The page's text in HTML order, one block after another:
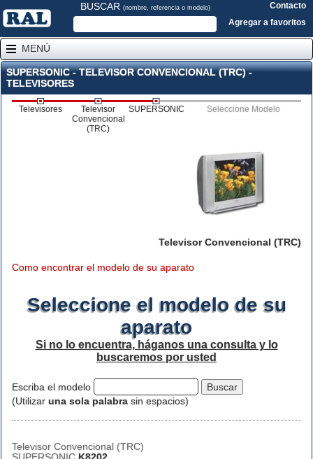
BUSCAR (nombre, referencia o modelo)
Contacto
Agregar a favoritos
MENÚ
SUPERSONIC - TELEVISOR CONVENCIONAL (TRC) -
TELEVISORES
Televisores
Televisor
Convencional
(TRC)
SUPERSONIC Seleccione Modelo
Televisor Convencional (TRC)
Como encontrar el modelo de su aparato
Seleccione el modelo de su
aparato
Si no lo encuentra, háganos una consulta y lo
buscaremos por usted
Escriba el modelo
(Utilizar una sola palabra sin espacios)
Televisor Convencional (TRC)